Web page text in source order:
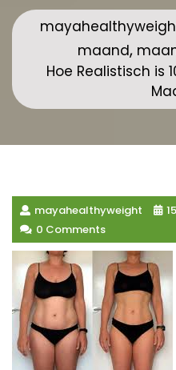
maand,
Hoe Realistisch is
mayahealthyweight
0 Comments